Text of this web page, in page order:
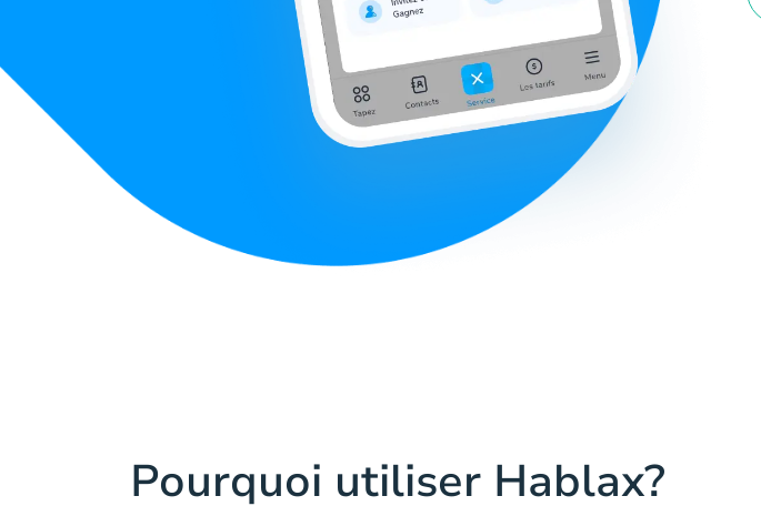
Pourquoi utiliser Hablax?